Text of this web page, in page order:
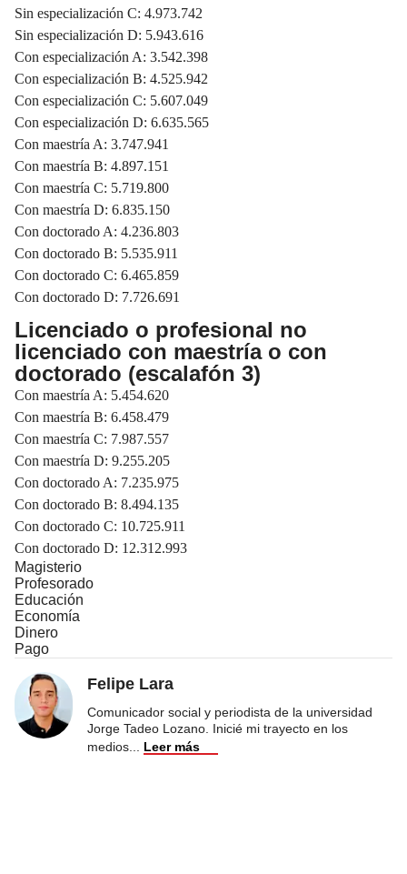
Sin especialización C: 4.973.742
Sin especialización D: 5.943.616
Con especialización A: 3.542.398
Con especialización B: 4.525.942
Con especialización C: 5.607.049
Con especialización D: 6.635.565
Con maestría A: 3.747.941
Con maestría B: 4.897.151
Con maestría C: 5.719.800
Con maestría D: 6.835.150
Con doctorado A: 4.236.803
Con doctorado B: 5.535.911
Con doctorado C: 6.465.859
Con doctorado D: 7.726.691
Licenciado o profesional no
licenciado con maestría o con
doctorado (escalafón 3)
Con maestría A: 5.454.620
Con maestría B: 6.458.479
Con maestría C: 7.987.557
Con maestría D: 9.255.205
Con doctorado A: 7.235.975
Con doctorado B: 8.494.135
Con doctorado C: 10.725.911
Con doctorado D: 12.312.993
Magisterio
Profesorado
Educación
Economía
Dinero
Pago
Felipe Lara
Comunicador social y periodista de la universidad
Jorge Tadeo Lozano. Inicié mi trayecto en los
medios
Leer más